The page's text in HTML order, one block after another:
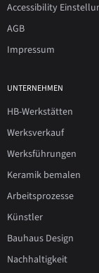
Accessibility
AGB
Impressum
UNTERNEHMEN
HB-Werkstätten
Werksverkauf
Werksführungen
Keramik bemalen
Arbeitsprozesse
Künstler
Bauhaus Design
Nachhaltigkeit